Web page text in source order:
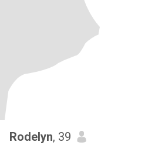
Rodelyn, 39